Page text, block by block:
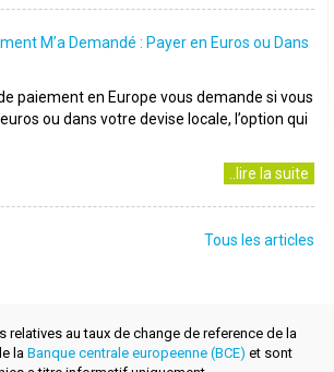
M’a Demandé : Payer en Euros ou Dans
paiement en Europe vous demande si vous
ou dans votre devise locale, l’option qui
..lire la suite
Tous les articles
relatives au taux de change de reference de la
laBanque centrale europeenne (BCE) et sont